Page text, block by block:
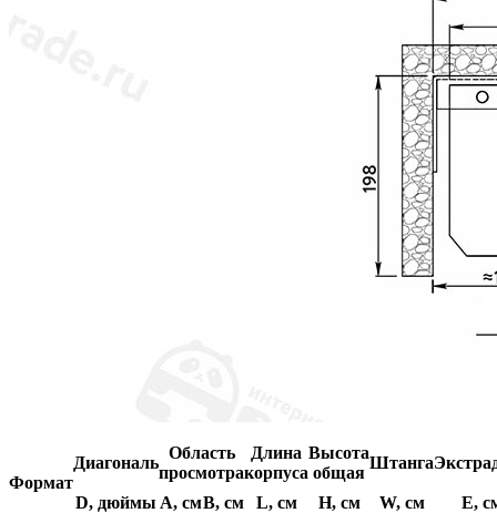
Формат
Диагональ
Область
просмотра
Длина
корпуса
Высота
общая
Штанга
D, дюймы A, смB, см L, см H, см W, см E,